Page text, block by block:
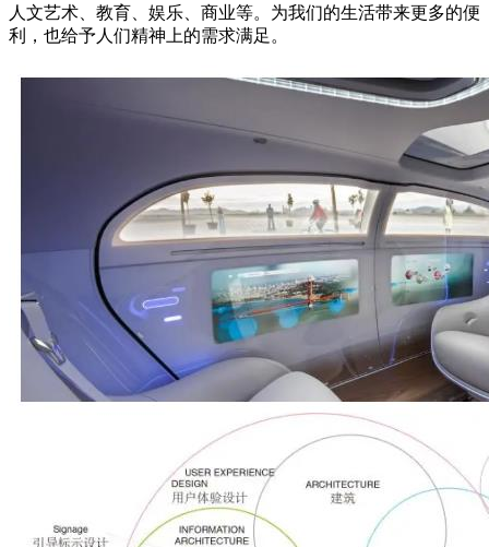
人文艺术、教育、娱乐、商业等。为我们的生活带来更多的便
利，也给予人们精神上的需求满足。